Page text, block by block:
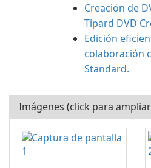
Creación de
Tipard DVD
Edición
colaboración
Standard.
Imágenes (click para